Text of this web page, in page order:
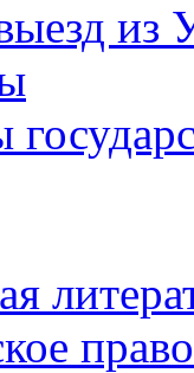
из
право